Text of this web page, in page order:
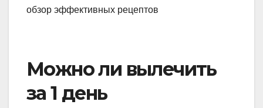
Можно ли вылечить
за 1 день